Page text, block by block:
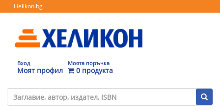
Helikon.bg
Вход
Моят профил
Моята поръчка
0 продукта